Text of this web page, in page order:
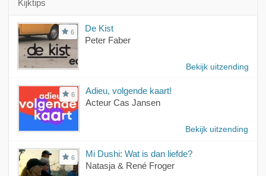
Kijktips
6
De Kist
Peter Faber
Bekijk uitzending
6
Adieu, volgende kaart!
Acteur Cas Jansen
Bekijk uitzending
6
Mi Dushi: Wat is dan liefde?
Natasja & René Froger